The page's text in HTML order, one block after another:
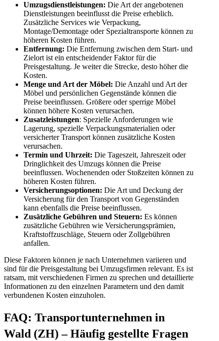
Umzugsdienstleistungen: Die Art der angebotenen
Dienstleistungen beeinflusst die Preise erheblich.
Zusätzliche Services wie Verpackung,
Montage/Demontage oder Spezialtransporte können zu
höheren Kosten führen.
Entfernung: Die Entfernung zwischen dem Start- und
Zielort ist ein entscheidender Faktor für die
Preisgestaltung. Je weiter die Strecke, desto höher die
Kosten.
Menge und Art der Möbel: Die Anzahl und Art der
Möbel und persönlichen Gegenstände können die
Preise beeinflussen. Größere oder sperrige Möbel
können höhere Kosten verursachen.
Zusatzleistungen: Spezielle Anforderungen wie
Lagerung, spezielle Verpackungsmaterialien oder
versicherter Transport können zusätzliche Kosten
verursachen.
Termin und Uhrzeit: Die Tageszeit, Jahreszeit oder
Dringlichkeit des Umzugs können die Preise
beeinflussen. Wochenenden oder Stoßzeiten können zu
höheren Kosten führen.
Versicherungsoptionen: Die Art und Deckung der
Versicherung für den Transport von Gegenständen
kann ebenfalls die Preise beeinflussen.
Zusätzliche Gebühren und Steuern: Es können
zusätzliche Gebühren wie Versicherungsprämien,
Kraftstoffzuschläge, Steuern oder Zollgebühren
anfallen.
Diese Faktoren können je nach Unternehmen variieren und
sind für die Preisgestaltung bei Umzugsfirmen relevant. Es ist
ratsam, mit verschiedenen Firmen zu sprechen und detaillierte
Informationen zu den einzelnen Parametern und den damit
verbundenen Kosten einzuholen.
FAQ: Transportunternehmen in
Wald (ZH) – Häufig gestellte Fragen